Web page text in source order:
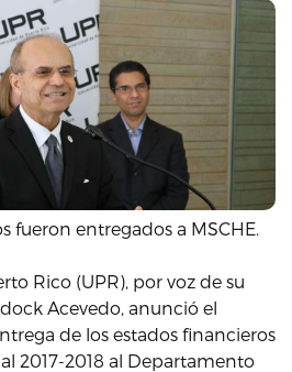
fueron entregados a MSCHE.
Rico (UPR), por voz de su
Acevedo, anunció el
de los estados financieros
2017-2018 al Departamento